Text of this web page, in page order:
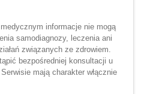
informacje nie mogą
samodiagnozy, leczenia ani
związanych ze zdrowiem.
bezpośredniej konsultacji u
mają charakter włącznie